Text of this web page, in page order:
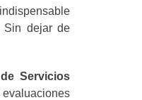
Sin dejar de
Servicios